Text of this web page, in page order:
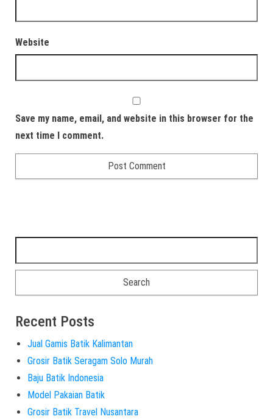
Website
Save my name, email, and website in this browser for the
next time I comment.
Recent Posts
Jual Gamis Batik Kalimantan
Grosir Batik Seragam Solo Murah
Baju Batik Indonesia
Model Pakaian Batik
Grosir Batik Travel Nusantara